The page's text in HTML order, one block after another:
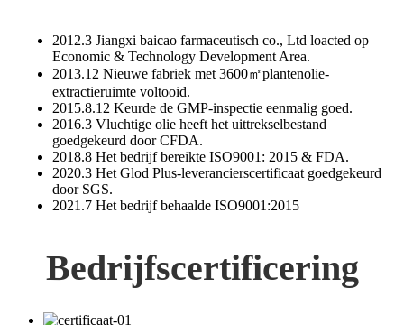
2012.3 Jiangxi baicao farmaceutisch co., Ltd loacted op
Economic & Technology Development Area.
2013.12 Nieuwe fabriek met 3600㎡plantenolie-
extractieruimte voltooid.
2015.8.12 Keurde de GMP-inspectie eenmalig goed.
2016.3 Vluchtige olie heeft het uittrekselbestand
goedgekeurd door CFDA.
2018.8 Het bedrijf bereikte ISO9001: 2015 & FDA.
2020.3 Het Glod Plus-leverancierscertificaat goedgekeurd
door SGS.
2021.7 Het bedrijf behaalde ISO9001:2015
Bedrijfscertificering